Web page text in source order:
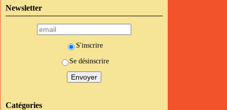
Newsletter
S'inscrire
Se désinscrire
Catégories